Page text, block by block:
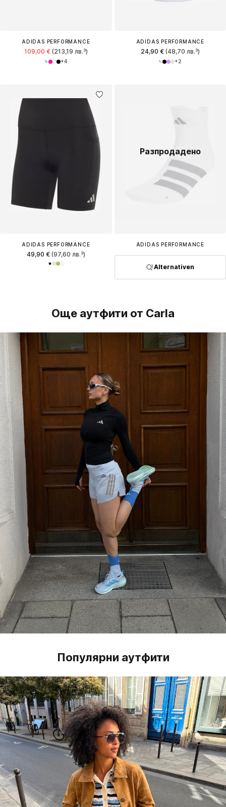
ADIDAS PERFORMANCE
109,00 €(213,19 лв.³)
+4
ADIDAS PERFORMANCE
24,90 €(48,70 лв.³)
+2
ADIDAS PERFORMANCE
49,90 €(97,60 лв.³)
Разпродадено
ADIDAS PERFORMANCE
Alternativen
Още аутфити от Carla
Популярни аутфити